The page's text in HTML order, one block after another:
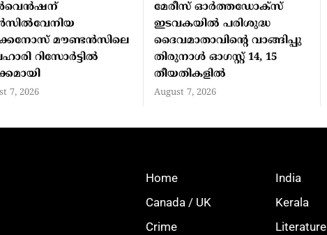
മൗണ്ടൻസിലെ
റിസോർട്ടിൽ
7, 2026
മേരീസ് ഓര്‍ത്തഡോക്‌സ്
ഇടവകയില്‍ പരിശുദ്ധ
ദൈവമാതാവിന്റെ വാങ്ങിപ്പു
തിരുനാള്‍ ഓഗസ്റ്റ് 14, 15
തീയതികളില്‍
August 7, 2026
Home
Canada / UK
Crime
India
Kerala
Literature